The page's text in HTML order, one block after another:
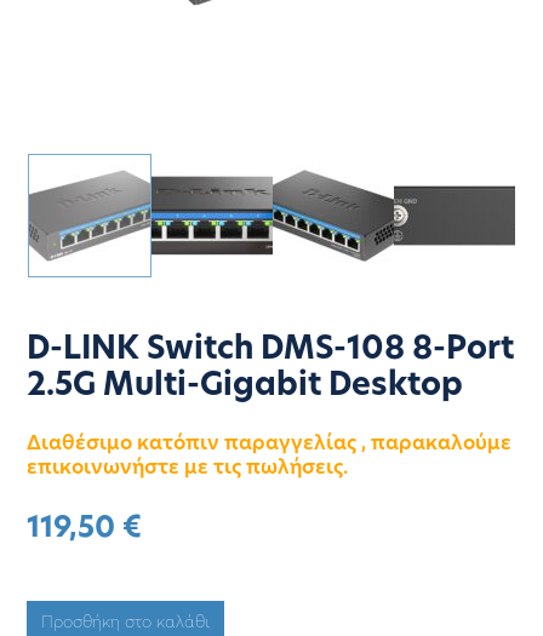
D-LINK Switch DMS-108 8-Port
2.5G Multi-Gigabit Desktop
Διαθέσιμο κατόπιν παραγγελίας , παρακαλούμε
επικοινωνήστε με τις πωλήσεις.
119,50 €
Προσθήκη στο καλάθι